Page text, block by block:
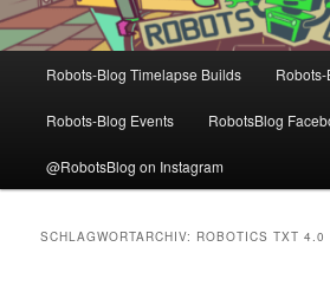
Robots-Blog Timelapse Builds
Robots-Blog Events RobotsBlog
@RobotsBlog on Instagram
SCHLAGWORTARCHIV: ROBOTICS TXT 4.0